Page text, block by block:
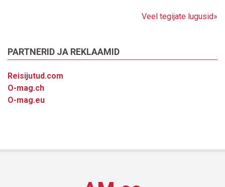
Veel tegijate lugusid»
PARTNERID JA REKLAAMID
Reisijutud.com
O-mag.ch
O-mag.eu